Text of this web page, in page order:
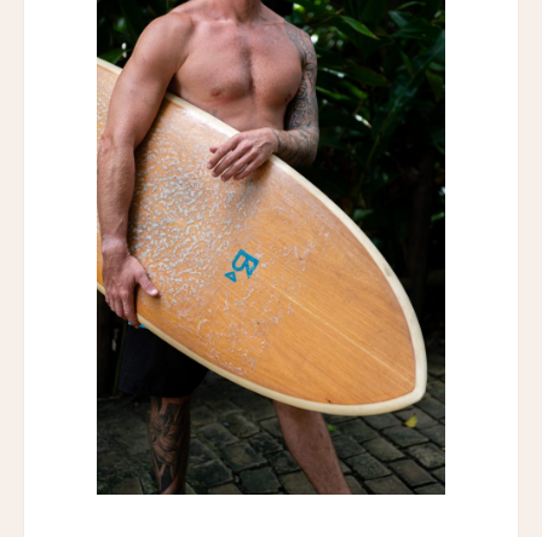
カサ・デ・ウコ ヴィンヤーズ＆ワインリゾート
Casa de Uco Vineyards & Wine Resort
カサ・ルシア
Casa Lucia
ケノア・エクスクルーシブ・ビーチ・スパ & リゾ
Kenoa - Exclusive Beach Spa & Resort
エミリアーノ・サンパウロ
Emiliano São Paulo
エミリアーノ・リオ
バラクーダ・ホテル・アンド・ヴィラズ
Barracuda Hotel & Villas
パラッツォ・マンフレディ